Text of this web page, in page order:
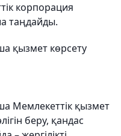
корпорация
таңдайды.
қызмет көрсету
Мемлекеттік қызмет
беру, қандас